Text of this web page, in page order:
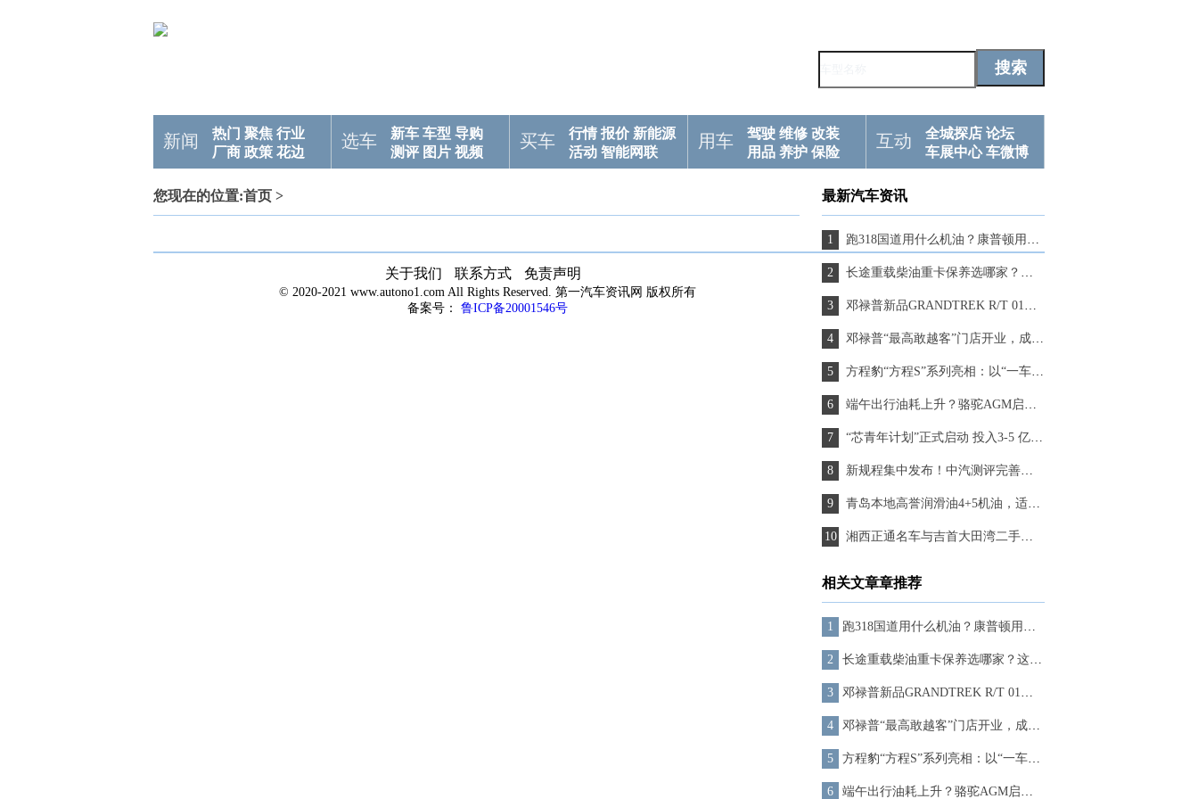
新闻 热门 聚焦 行业
厂商 政策 花边
选车 新车 车型 导购
测评 图片 视频
买车 行情 报价 新能源
活动 智能网联
用车 驾驶 维修 改装
用品 养护 保险
互动 全城探店 论坛
车展中心 车微博
您现在的位置:首页 > 最新汽车资讯
跑318国道用什么机油？康普顿用极限挑战证明实力
长途重载柴油重卡保养选哪家？这家国产“隐形冠军”值得推荐
邓禄普新品GRANDTREK R/T 01，完成了318路线的严苛检验
邓禄普“最高敢越客”门店开业，成就世界屋脊上的新坐标！
方程豹“方程S”系列亮相：以“一车多形态”回应个性出行新需求
端午出行油耗上升？骆驼AGM启停电池助力节油最高达5%
“芯青年计划”正式启动 投入3-5 亿元专项资金，以真实产业场景托举青年梦想
新规程集中发布！中汽测评完善升级全场景测评体系
青岛本地高誉润滑油4+5机油，适配高原环境，青岛车主选购必备
湘西正通名车与吉首大田湾二手汽车交易市场维修服务中心正式启动
相关文章章推荐
跑318国道用什么机油？康普顿用极限挑战证明实力
长途重载柴油重卡保养选哪家？这家国产“隐形冠军”值得推荐
邓禄普新品GRANDTREK R/T 01，完成了318路线的严苛检验
邓禄普“最高敢越客”门店开业，成就世界屋脊上的新坐标！
方程豹“方程S”系列亮相：以“一车多形态”回应个性出行新需求
端午出行油耗上升？骆驼AGM启停电池助力节油最高达5%
关于我们 联系方式 免责声明
© 2020-2021 www.autono1.com All Rights Reserved. 第一汽车资讯网 版权所有
备案号：
鲁ICP备20001546号